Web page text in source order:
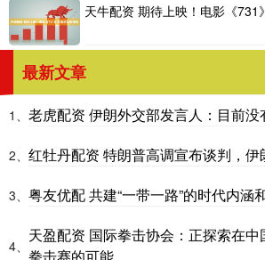
天牛配资 期待上映！电影《731
最新文章
1、 老虎配资 伊朗外交部发言人：目前没
2、 红牡丹配资 特朗普高调宣布谈判，伊
3、 粤友优配 共建“一带一路”的时代内涵
4、
天盈配资 国际拳击协会：正探索在